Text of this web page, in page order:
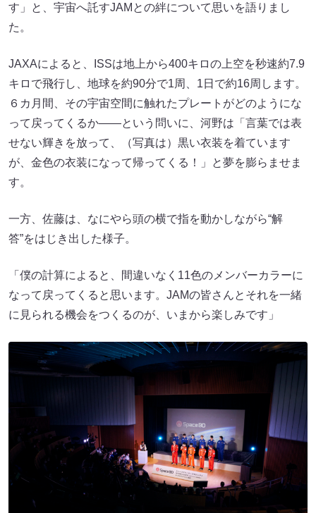
す」と、宇宙へ託すJAMとの絆について思いを語りまし
た。
JAXAによると、ISSは地上から400キロの上空を秒速約7.9
キロで飛行し、地球を約90分で1周、1日で約16周します。
６カ月間、その宇宙空間に触れたプレートがどのようにな
って戻ってくるか――という問いに、河野は「言葉では表
せない輝きを放って、（写真は）黒い衣装を着ています
が、金色の衣装になって帰ってくる！」と夢を膨らませま
す。
一方、佐藤は、なにやら頭の横で指を動かしながら“解
答”をはじき出した様子。
「僕の計算によると、間違いなく11色のメンバーカラーに
なって戻ってくると思います。JAMの皆さんとそれを一緒
に見られる機会をつくるのが、いまから楽しみです」